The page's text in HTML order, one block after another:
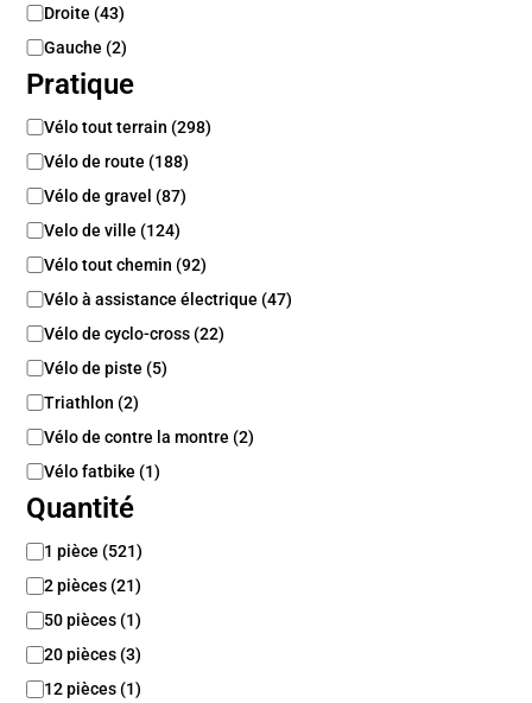
i
t
i
o
Droite (43)
Gauche (2)
Pratique
P
a
t
i
q
u
e
Vélo tout terrain (298)
Vélo de route (188)
Vélo de gravel (87)
Velo de ville (124)
Vélo tout chemin (92)
Vélo à assistance électrique (47)
Vélo de cyclo-cross (22)
Vélo de piste (5)
Triathlon (2)
Vélo de contre la montre (2)
Vélo fatbike (1)
Quantité
Q
a
n
t
i
t
1 pièce (521)
2 pièces (21)
50 pièces (1)
20 pièces (3)
12 pièces (1)